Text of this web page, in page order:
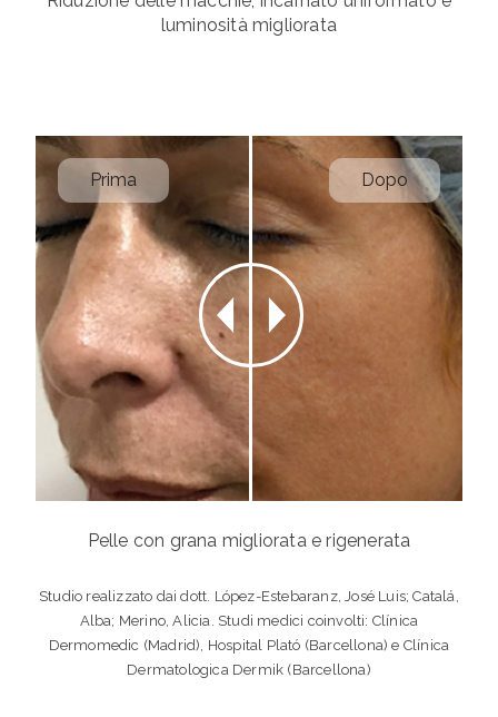
luminosità migliorata
Prima Dopo
Pelle con grana migliorata e rigenerata
Studio realizzato dai dott. López-Estebaranz, José Luis; Catalá,
Alba; Merino, Alicia. Studi medici coinvolti: Clínica
Dermomedic (Madrid), Hospital Plató (Barcellona) e Clínica
Dermatologica Dermik (Barcellona)